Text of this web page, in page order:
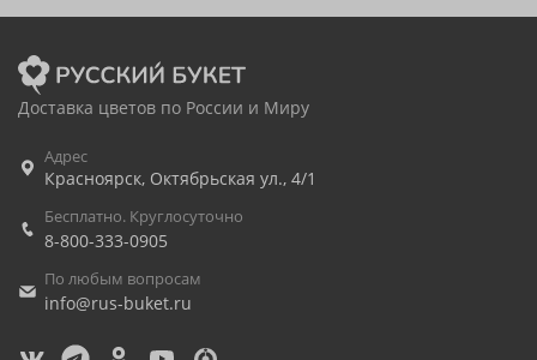
Доставка цветов по России и Миру
Адрес
Красноярск, Октябрьская ул., 4/1
Бесплатно. Круглосуточно
8-800-333-0905
По любым вопросам
info@rus-buket.ru